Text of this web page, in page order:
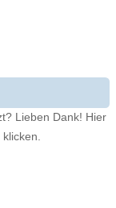
Lieben Dank! Hier